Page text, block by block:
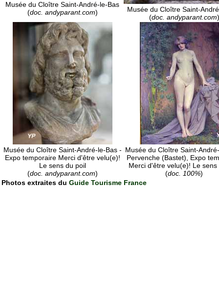
Musée du Cloître Saint-André-le-Bas
(doc. andyparant.com)
Musée du Cloître Saint-
(doc. andyparant.com)
Musée du Cloître Saint-André-le-Bas -
Expo temporaire Merci d'être velu(e)!
Le sens du poil
(doc. andyparant.com)
Musée du Cloître Saint-
Pervenche (Bastet), Expo
Merci d'être velu(e)! Le sens
(doc. 100%)
Photos extraites du Guide Tourisme France